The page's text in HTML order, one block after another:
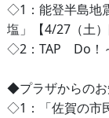
◇1：能登半島地
塩」【4/27（土）
◇2：TAP Do！
◆プラザからの
◇1：「佐賀の市